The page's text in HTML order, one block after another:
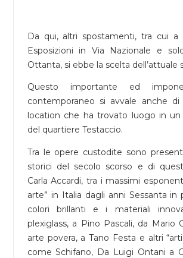
Da qui, altri spostamenti, tra cui a
Esposizioni in Via Nazionale e
Ottanta, si ebbe la scelta dell’attuale
Questo importante ed
contemporaneo si avvale anche di
location che ha trovato luogo in
del quartiere Testaccio.
Tra le opere custodite sono
storici del secolo scorso e di
Carla Accardi, tra i massimi
arte” in Italia dagli anni Sessanta in
colori brillanti e i materiali
plexiglass, a Pino Pascali, da Mario
arte povera, a Tano Festa e altri
come Schifano, Da Luigi Ontani a